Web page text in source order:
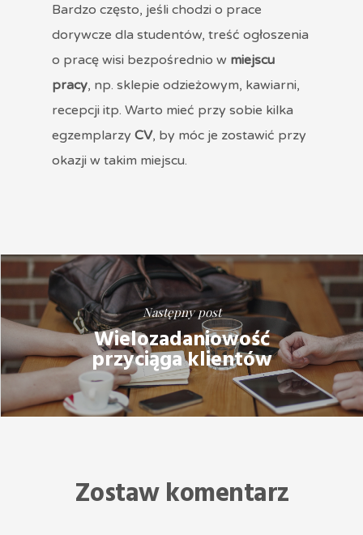
Bardzo często, jeśli chodzi o prace
dorywcze dla studentów, treść ogłoszenia
o pracę wisi bezpośrednio w miejscu
pracy, np. sklepie odzieżowym, kawiarni,
recepcji itp. Warto mieć przy sobie kilka
egzemplarzy CV, by móc je zostawić przy
okazji w takim miejscu.
Następny post
Wielozadaniowość
przyciąga klientów
Zostaw komentarz